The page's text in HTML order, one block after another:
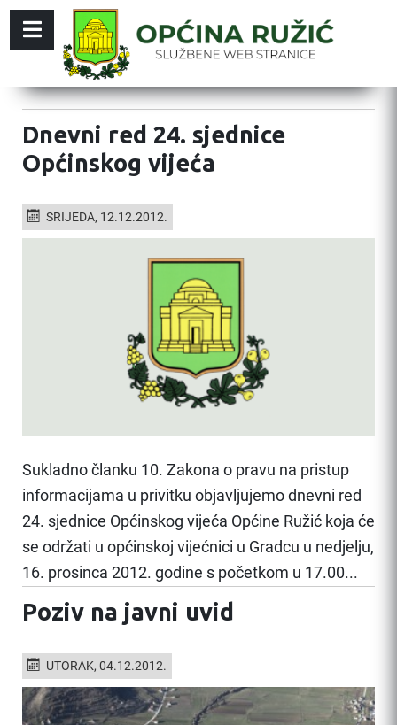
Dnevni red 24. sjednice
Općinskog vijeća
SRIJEDA, 12.12.2012.
Sukladno članku 10. Zakona o pravu na pristup
informacijama u privitku objavljujemo dnevni red
24. sjednice Općinskog vijeća Općine Ružić koja će
se održati u općinskoj vijećnici u Gradcu u nedjelju,
16. prosinca 2012. godine s početkom u 17.00...
Poziv na javni uvid
UTORAK, 04.12.2012.